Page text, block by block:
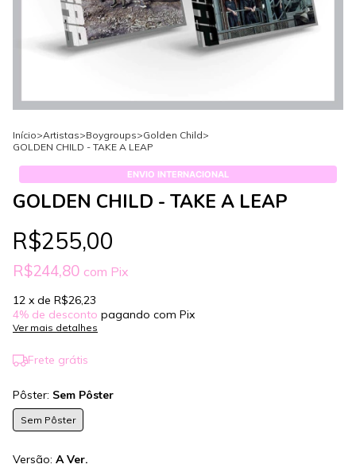
Início>Artistas>Boygroups>Golden Child>
GOLDEN CHILD - TAKE A LEAP
ENVIO INTERNACIONAL
GOLDEN CHILD - TAKE A LEAP
R$255,00
R$244,80 com Pix
12 x de R$26,23
4% de desconto pagando com Pix
Ver mais detalhes
Frete grátis
Pôster: Sem Pôster
Sem Pôster
Versão: A Ver.